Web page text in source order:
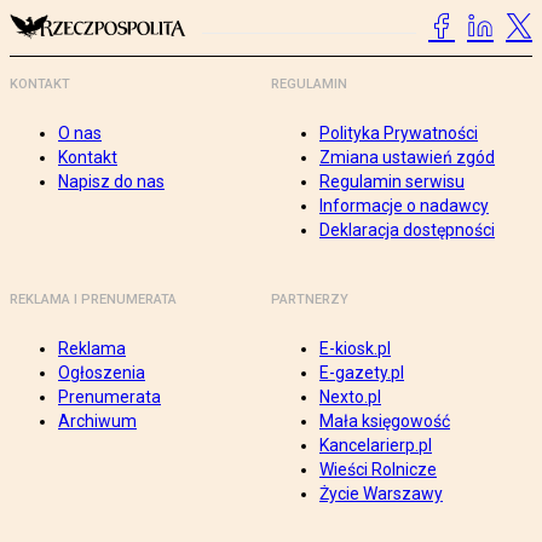
KONTAKT
O nas
Kontakt
Napisz do nas
REGULAMIN
Polityka Prywatności
Zmiana ustawień zgód
Regulamin serwisu
Informacje o nadawcy
Deklaracja dostępności
REKLAMA I PRENUMERATA
Reklama
Ogłoszenia
Prenumerata
Archiwum
PARTNERZY
E-kiosk.pl
E-gazety.pl
Nexto.pl
Mała księgowość
Kancelarierp.pl
Wieści Rolnicze
Życie Warszawy